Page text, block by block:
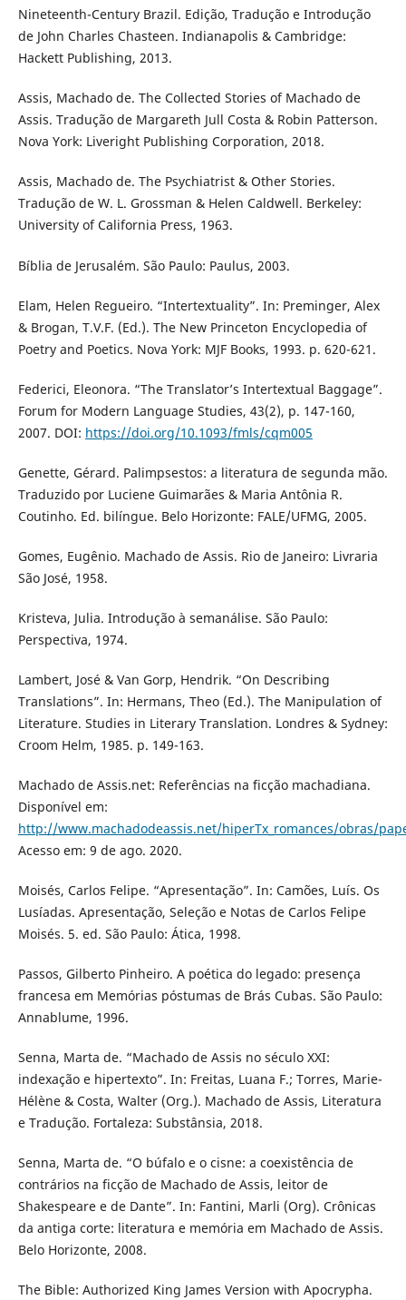
Nineteenth-Century Brazil. Edição, Tradução e Introdução
de John Charles Chasteen. Indianapolis & Cambridge:
Hackett Publishing, 2013.
Assis, Machado de. The Collected Stories of Machado de
Assis. Tradução de Margareth Jull Costa & Robin Patterson.
Nova York: Liveright Publishing Corporation, 2018.
Assis, Machado de. The Psychiatrist & Other Stories.
Tradução de W. L. Grossman & Helen Caldwell. Berkeley:
University of California Press, 1963.
Bíblia de Jerusalém. São Paulo: Paulus, 2003.
Elam, Helen Regueiro. “Intertextuality”. In: Preminger, Alex
& Brogan, T.V.F. (Ed.). The New Princeton Encyclopedia of
Poetry and Poetics. Nova York: MJF Books, 1993. p. 620-621.
Federici, Eleonora. “The Translator’s Intertextual Baggage”.
Forum for Modern Language Studies, 43(2), p. 147-160,
2007. DOI: https://doi.org/10.1093/fmls/cqm005
Genette, Gérard. Palimpsestos: a literatura de segunda mão.
Traduzido por Luciene Guimarães & Maria Antônia R.
Coutinho. Ed. bilíngue. Belo Horizonte: FALE/UFMG, 2005.
Gomes, Eugênio. Machado de Assis. Rio de Janeiro: Livraria
São José, 1958.
Kristeva, Julia. Introdução à semanálise. São Paulo:
Perspectiva, 1974.
Lambert, José & Van Gorp, Hendrik. “On Describing
Translations”. In: Hermans, Theo (Ed.). The Manipulation of
Literature. Studies in Literary Translation. Londres & Sydney:
Croom Helm, 1985. p. 149-163.
Machado de Assis.net: Referências na ficção machadiana.
Disponível em:
http://www.machadodeassis.net/hiperTx_romances/obras/
Acesso em: 9 de ago. 2020.
Moisés, Carlos Felipe. “Apresentação”. In: Camões, Luís. Os
Lusíadas. Apresentação, Seleção e Notas de Carlos Felipe
Moisés. 5. ed. São Paulo: Ática, 1998.
Passos, Gilberto Pinheiro. A poética do legado: presença
francesa em Memórias póstumas de Brás Cubas. São Paulo:
Annablume, 1996.
Senna, Marta de. “Machado de Assis no século XXI:
indexação e hipertexto”. In: Freitas, Luana F.; Torres, Marie-
Hélène & Costa, Walter (Org.). Machado de Assis, Literatura
e Tradução. Fortaleza: Substânsia, 2018.
Senna, Marta de. “O búfalo e o cisne: a coexistência de
contrários na ficção de Machado de Assis, leitor de
Shakespeare e de Dante”. In: Fantini, Marli (Org). Crônicas
da antiga corte: literatura e memória em Machado de Assis.
Belo Horizonte, 2008.
The Bible: Authorized King James Version with Apocrypha.